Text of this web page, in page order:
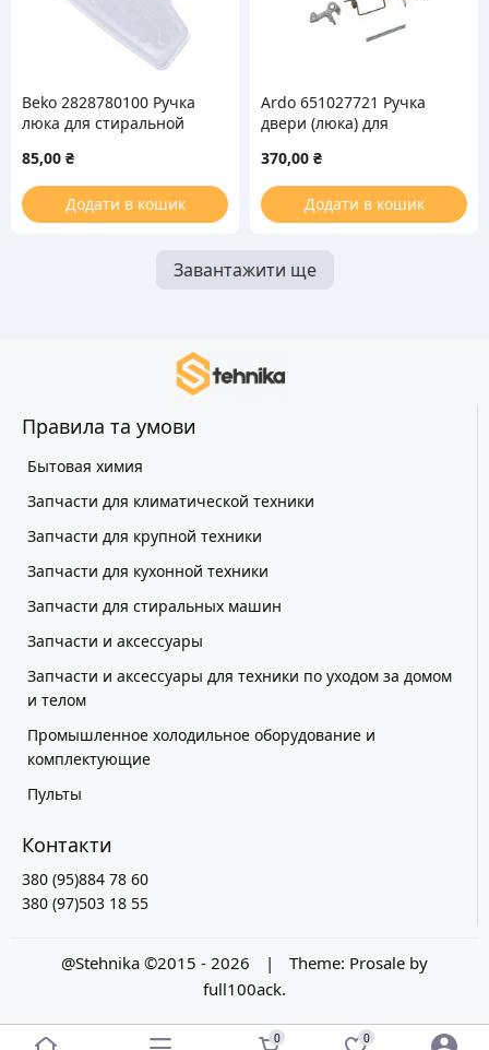
0 0
Beko 2828780100 Ручка
люка для стиральной
85,00 ₴
Додати в кошик
Ardo 651027721 Ручка
двери (люка) для
370,00 ₴
Додати в кошик
Завантажити ще
Правила та умови
Бытовая химия
Запчасти для климатической техники
Запчасти для крупной техники
Запчасти для кухонной техники
Запчасти для стиральных машин
Запчасти и аксессуары
Запчасти и аксессуары для техники по уходом за домом
и телом
Промышленное холодильное оборудование и
комплектующие
Пульты
Контакти
380 (95)884 78 60
380 (97)503 18 55
@Stehnika ©2015 - 2026 | Theme: Prosale by
full100ack.